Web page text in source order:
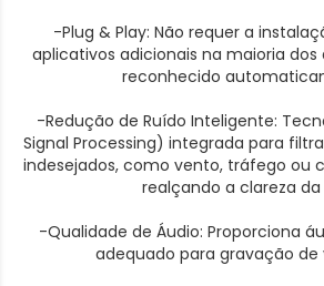
-Plug & Play: Não requer a
aplicativos adicionais na maioria dos
reconhecido
-Redução de Ruído Inteligente:
Signal Processing) integrada para
indesejados, como vento, tráfego ou
realçando a clareza da
-Qualidade de Áudio: Proporciona
adequado para gravação de